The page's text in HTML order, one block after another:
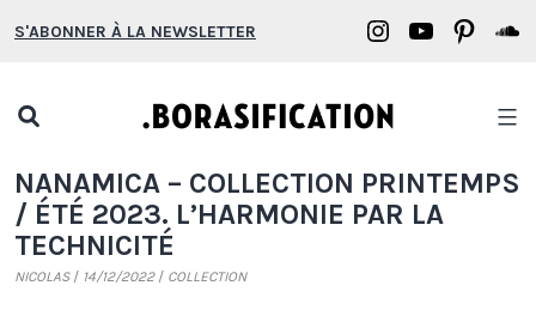
au
S'ABONNER À LA NEWSLETTER
Borasification
popup
NANAMICA – COLLECTION PRINTEMPS
/ ÉTÉ 2023. L’HARMONIE PAR LA
TECHNICITÉ
NICOLAS 14/12/2022 COLLECTION